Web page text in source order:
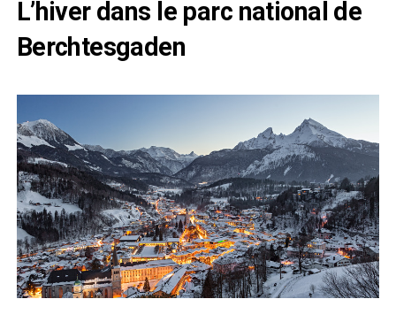
L’hiver dans le parc national de
Berchtesgaden